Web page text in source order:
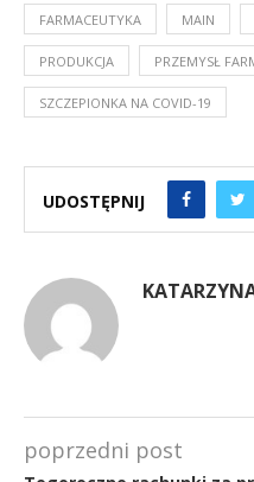
FARMACEUTYKA MAIN
PRODUKCJA PRZEMYSŁ
SZCZEPIONKA NA COVID-19
UDOSTĘPNIJ
poprzedni post